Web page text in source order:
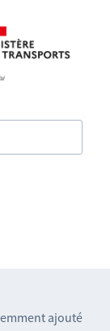
ajouté